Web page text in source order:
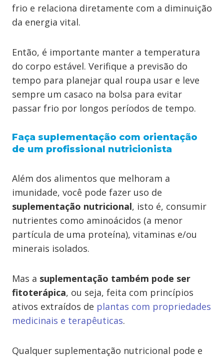
frio e relaciona diretamente com a diminuição
da energia vital.
Então, é importante manter a temperatura
do corpo estável. Verifique a previsão do
tempo para planejar qual roupa usar e leve
sempre um casaco na bolsa para evitar
passar frio por longos períodos de tempo.
Faça suplementação com orientação
de um profissional nutricionista
Além dos alimentos que melhoram a
imunidade, você pode fazer uso de
suplementação nutricional, isto é, consumir
nutrientes como aminoácidos (a menor
partícula de uma proteína), vitaminas e/ou
minerais isolados.
Mas a suplementação também pode ser
fitoterápica, ou seja, feita com princípios
ativos extraídos de plantas com propriedades
medicinais e terapêuticas.
Qualquer suplementação nutricional pode e